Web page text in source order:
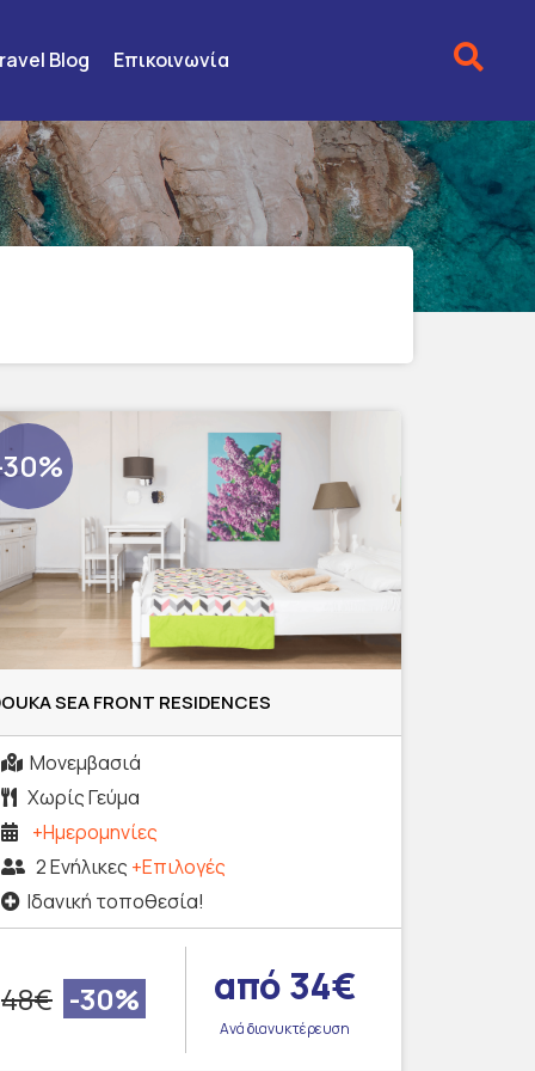
Blog Επικοινωνία
SEA FRONT RESIDENCES
Μονεμβασιά
Χωρίς Γεύμα
+Ημερομηνίες
2 Ενήλικες +Επιλογές
Ιδανική τοποθεσία!
48€ -30% από 34€
Ανά διανυκτέρευση